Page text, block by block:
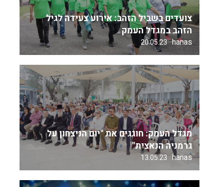
צועדים בשביל הזהב: אירוע צעידה לגיל
הזהב במגדל העמק
hanas
20.05.23
מגדל העמק: חוגגים את "יום הניצחון על
גרמניה הנאצית"
hanas
13.05.23